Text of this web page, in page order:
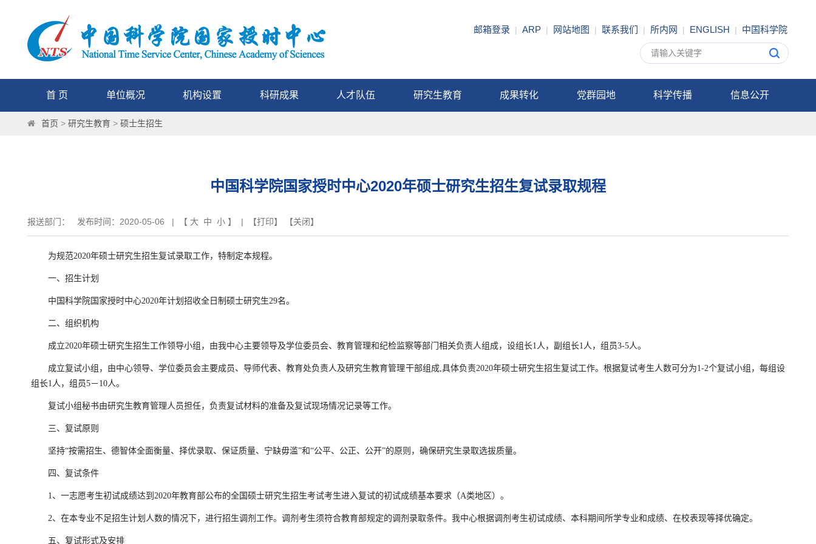
邮箱登录 | ARP | 网站地图 | 联系我们 | 所内网 | ENGLISH | 中国科学院
首 页 单位概况 机构设置 科研成果 人才队伍 研究生教育 成果转化 党群园地 科学传播 信息公开
首页 > 研究生教育 > 硕士生招生
中国科学院国家授时中心2020年硕士研究生招生复试录取规程
报送部门： 发布时间：2020-05-06 | 【 大 中 小 】 | 【打印】 【关闭】
为规范2020年硕士研究生招生复试录取工作，特制定本规程。
一、招生计划
中国科学院国家授时中心2020年计划招收全日制硕士研究生29名。
二、组织机构
成立2020年硕士研究生招生工作领导小组，由我中心主要领导及学位委员会、教育管理和纪检监察等部门相关负责人组成，设组长1人，副组长1人，组员3-5人。
成立复试小组，由中心领导、学位委员会主要成员、导师代表、教育处负责人及研究生教育管理干部组成,具体负责2020年硕士研究生招生复试工作。根据复试考生人数可分为1-2个复试小组，每组设
组长1人，组员5－10人。
复试小组秘书由研究生教育管理人员担任，负责复试材料的准备及复试现场情况记录等工作。
三、复试原则
坚持“按需招生、德智体全面衡量、择优录取、保证质量、宁缺毋滥”和“公平、公正、公开”的原则，确保研究生录取选拔质量。
四、复试条件
1、一志愿考生初试成绩达到2020年教育部公布的全国硕士研究生招生考试考生进入复试的初试成绩基本要求（A类地区）。
2、在本专业不足招生计划人数的情况下，进行招生调剂工作。调剂考生须符合教育部规定的调剂录取条件。我中心根据调剂考生初试成绩、本科期间所学专业和成绩、在校表现等择优确定。
五、复试形式及安排